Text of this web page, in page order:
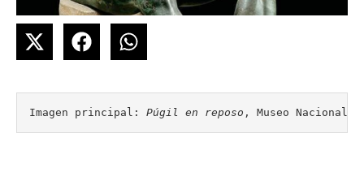
Imagen principal: Púgil en reposo , Museo Nacional